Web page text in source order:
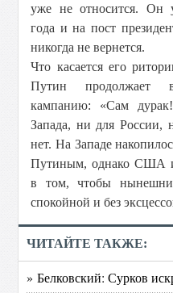
уже не относится. Он
года и на пост
никогда не вернется.
Что касается его
Путин продолжает
кампанию: «Сам
Запада, ни для России,
нет. На Западе
Путиным, однако США и
в том, чтобы
спокойной и без
ЧИТАЙТЕ ТАКЖЕ:
» Белковский: Сурков